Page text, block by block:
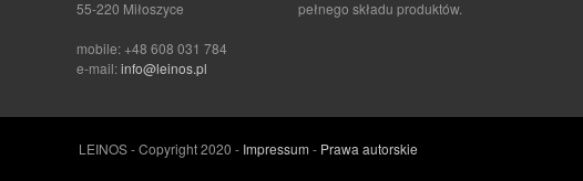
55-220 Miłoszyce
mobile: +48 608 031 784
e-mail:info@leinos.pl
pełnego składu produktów.
LEINOS - Copyright 2020 - Impressum - Prawa autorskie